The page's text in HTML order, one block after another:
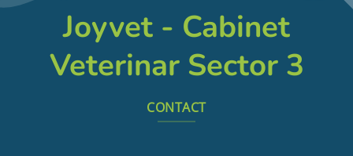
Joyvet - Cabinet
Veterinar Sector 3
CONTACT